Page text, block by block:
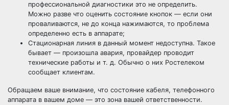
профессиональной диагностики это не определить.
Можно разве что оценить состояние кнопок — если они
проваливаются, не до конца нажимаются, то проблема
определенно есть в аппарате;
Стационарная линия в данный момент недоступна. Такое
бывает — произошла авария, провайдер проводит
технические работы и т. д. Обычно о них Ростелеком
сообщает клиентам.
Обращаем ваше внимание, что состояние кабеля, телефонного
аппарата в вашем доме — это зона вашей ответственности.